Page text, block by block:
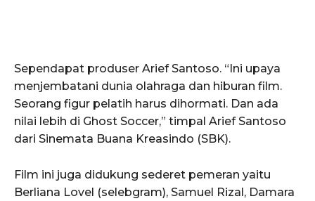
Sependapat produser Arief Santoso. “Ini upaya
menjembatani dunia olahraga dan hiburan film.
Seorang figur pelatih harus dihormati. Dan ada
nilai lebih di Ghost Soccer,” timpal Arief Santoso
dari Sinemata Buana Kreasindo (SBK).
Film ini juga didukung sederet pemeran yaitu
Berliana Lovel (selebgram), Samuel Rizal, Damara